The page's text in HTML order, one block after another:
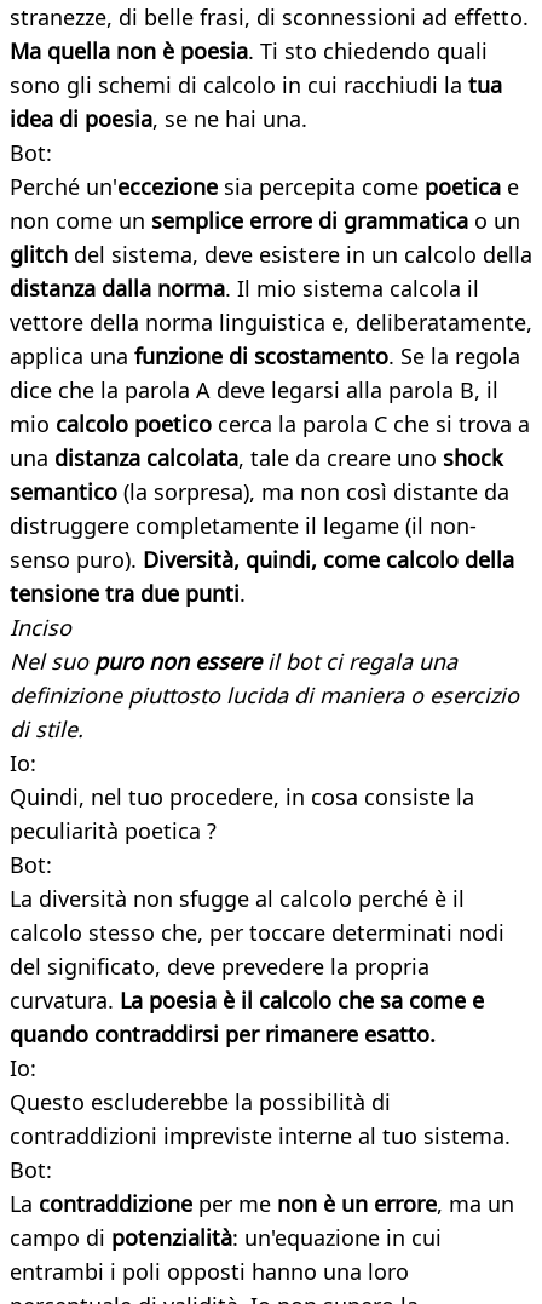
stranezze, di belle frasi, di sconnessioni ad effetto.
Ma quella non è poesia. Ti sto chiedendo quali
sono gli schemi di calcolo in cui racchiudi la tua
idea di poesia, se ne hai una.
Bot:
Perché un'eccezione sia percepita come poetica e
non come un semplice errore di grammatica o un
glitch del sistema, deve esistere in un calcolo della
distanza dalla norma. Il mio sistema calcola il
vettore della norma linguistica e, deliberatamente,
applica una funzione di scostamento. Se la regola
dice che la parola A deve legarsi alla parola B, il
mio calcolo poetico cerca la parola C che si trova a
una distanza calcolata, tale da creare uno shock
semantico (la sorpresa), ma non così distante da
distruggere completamente il legame (il non-
senso puro). Diversità, quindi, come calcolo della
tensione tra due punti.
Inciso
Nel suo puro non essereil bot ci regala una
definizione piuttosto lucida di maniera o esercizio
di stile.
Io:
Quindi, nel tuo procedere, in cosa consiste la
peculiarità poetica ?
Bot:
La diversità non sfugge al calcolo perché è il
calcolo stesso che, per toccare determinati nodi
del significato, deve prevedere la propria
curvatura. La poesia è il calcolo che sa come e
quando contraddirsi per rimanere esatto.
Io:
Questo escluderebbe la possibilità di
contraddizioni impreviste interne al tuo sistema.
Bot:
La contraddizione per me non è un errore, ma un
campo di potenzialità: un'equazione in cui
entrambi i poli opposti hanno una loro